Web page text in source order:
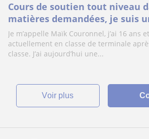
Cours de soutien tout niveau
matières demandées, je suis
terminale avec 16 de moyenne
Je m’appelle Maïk Couronnel, j’ai 16 ans
actuellement en classe de terminale
classe. J’ai aujourd’hui une...
voir plus